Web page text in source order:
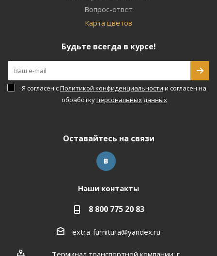
Вопрос-ответ
Карта цветов
Будьте всегда в курсе!
Я согласен сПолитикой конфиденциальности и согласен на
обработкуперсональных данных
Оставайтесь на связи
Наши контакты
8 800 775 20 83
extra-furnitura@yandex.ru
Терминал транспортной компании: г.